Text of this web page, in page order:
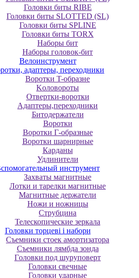
Головки биты RIBE
Головки биты SLOTTED (SL)
Головки биты SPLINE
Головки биты TORX
Наборы бит
Наборы головок-бит
Велоинструмент
адаптеры, переходники
Bopoтки T-oбpaзне
Koлoвopoты
Oтвepтки-вopoтки
Адаптеры,переходники
Битодержатели
Воротки
Воротки Г-образные
Воротки шарнирные
Карданы
Удлинители
инструмент
Захваты магнитные
Лотки и тарелки магнитные
Магнитные держатели
Ножи и ножницы
Струбцина
Телескопические зеркала
Головки торцеві і набори
Cъeмники cтoeк aмopтизaтopa
Cъeмники лямбдa зoндa
Гoлoвки пoд шуpупoвepт
Головки свечные
Головки ударные